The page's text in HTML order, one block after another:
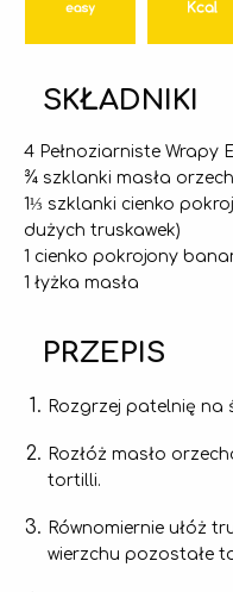
SKŁADNIKI
4 Pełnoziarniste Wrapy
¾ szklanki masła
1⅓ szklanki cienko
dużych truskawek)
1 cienko pokrojony
1 łyżka masła
PRZEPIS
Rozgrzej patelnię na
Rozłóż masło
tortilli.
Równomiernie ułóż
wierzchu pozostałe